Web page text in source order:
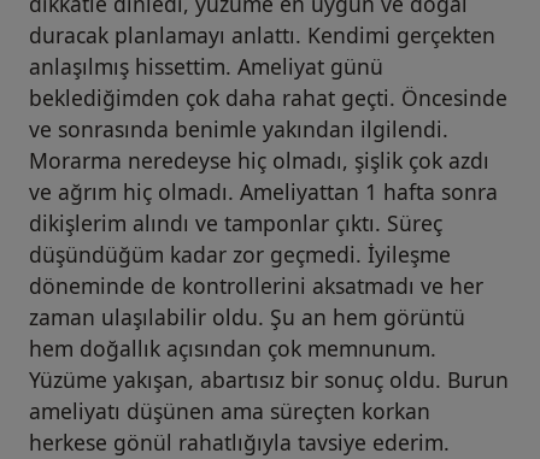
duracak planlamayı anlattı. Kendimi gerçekten
anlaşılmış hissettim. Ameliyat günü
beklediğimden çok daha rahat geçti. Öncesinde
ve sonrasında benimle yakından ilgilendi.
Morarma neredeyse hiç olmadı, şişlik çok azdı
ve ağrım hiç olmadı. Ameliyattan 1 hafta sonra
dikişlerim alındı ve tamponlar çıktı. Süreç
düşündüğüm kadar zor geçmedi. İyileşme
döneminde de kontrollerini aksatmadı ve her
zaman ulaşılabilir oldu. Şu an hem görüntü
hem doğallık açısından çok memnunum.
Yüzüme yakışan, abartısız bir sonuç oldu. Burun
ameliyatı düşünen ama süreçten korkan
herkese gönül rahatlığıyla tavsiye ederim.